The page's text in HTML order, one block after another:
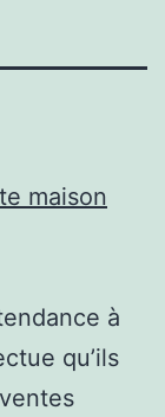
maison
à
qu’ils